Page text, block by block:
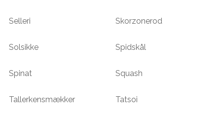
Selleri Skorzonerod
Solsikke Spidskål
Spinat Squash
Tallerkensmækker Tatsoi